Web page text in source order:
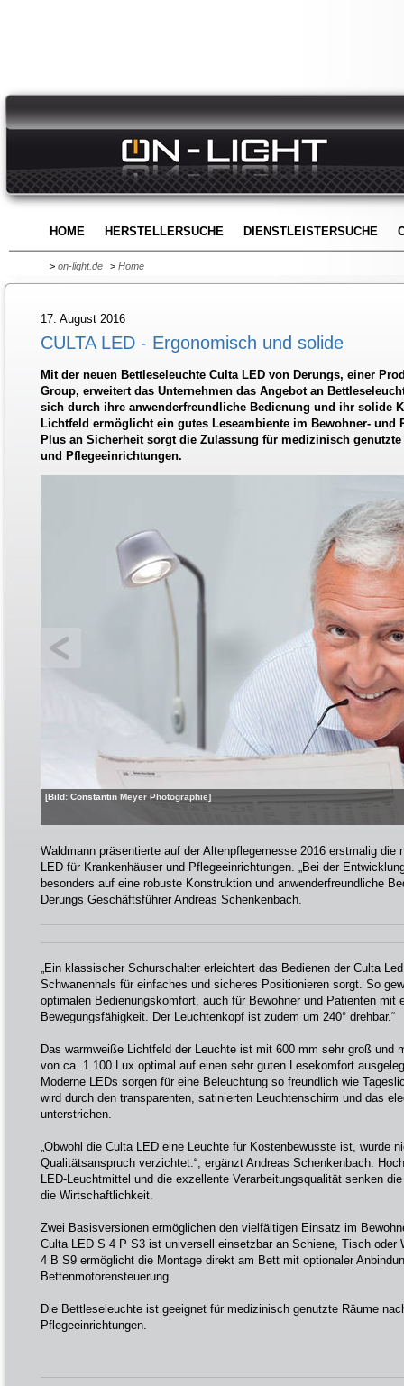
HOME HERSTELLERSUCHE DIENSTLEISTERSUCHE
> on-light.de > Home
17. August 2016
CULTA LED - Ergonomisch und solide
Mit der neuen Bettleseleuchte Culta LED von Derungs, einer
Group, erweitert das Unternehmen das Angebot an
sich durch ihre anwenderfreundliche Bedienung und ihr solide
Lichtfeld ermöglicht ein gutes Leseambiente im Bewohner- und
Plus an Sicherheit sorgt die Zulassung für medizinisch genutzte
und Pflegeeinrichtungen.
[Bild: Constantin Meyer Photographie]
Waldmann präsentierte auf der Altenpflegemesse 2016 erstmalig die
LED für Krankenhäuser und Pflegeeinrichtungen. „Bei der
besonders auf eine robuste Konstruktion und anwenderfreundliche
Derungs Geschäftsführer Andreas Schenkenbach.
„Ein klassischer Schurschalter erleichtert das Bedienen der Culta
Schwanenhals für einfaches und sicheres Positionieren sorgt. So
optimalen Bedienungskomfort, auch für Bewohner und Patienten mit
Bewegungsfähigkeit. Der Leuchtenkopf ist zudem um 240° drehbar.“
Das warmweiße Lichtfeld der Leuchte ist mit 600 mm sehr groß und
von ca. 1 100 Lux optimal auf einen sehr guten Lesekomfort
Moderne LEDs sorgen für eine Beleuchtung so freundlich wie
wird durch den transparenten, satinierten Leuchtenschirm und das
unterstrichen.
„Obwohl die Culta LED eine Leuchte für Kostenbewusste ist, wurde
Qualitätsanspruch verzichtet.“, ergänzt Andreas Schenkenbach.
LED-Leuchtmittel und die exzellente Verarbeitungsqualität senken
die Wirtschaftlichkeit.
Zwei Basisversionen ermöglichen den vielfältigen Einsatz im
Culta LED S 4 P S3 ist universell einsetzbar an Schiene, Tisch oder
4 B S9 ermöglicht die Montage direkt am Bett mit optionaler
Bettenmotorensteuerung.
Die Bettleseleuchte ist geeignet für medizinisch genutzte Räume
Pflegeeinrichtungen.